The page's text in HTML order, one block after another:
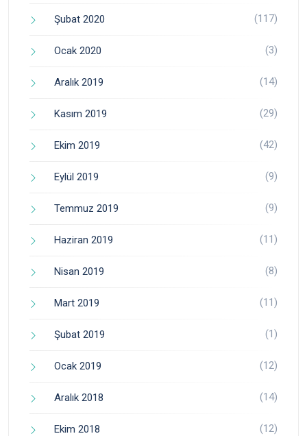
Şubat 2020 (117)
Ocak 2020 (3)
Aralık 2019 (14)
Kasım 2019 (29)
Ekim 2019 (42)
Eylül 2019 (9)
Temmuz 2019 (9)
Haziran 2019 (11)
Nisan 2019 (8)
Mart 2019 (11)
Şubat 2019 (1)
Ocak 2019 (12)
Aralık 2018 (14)
Ekim 2018 (12)